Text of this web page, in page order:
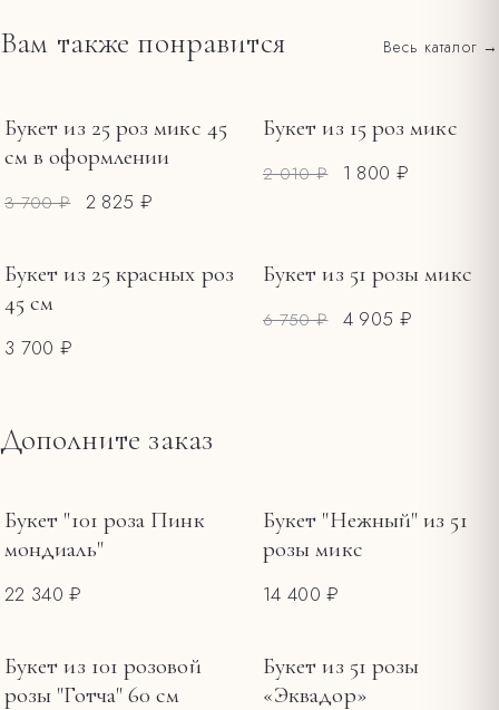
Все тарифы и зоны →
Держите букет вдали от прямого солнца, сквозняков и
Меняйте воду каждые 1–2 дня, обновляйте срез.
Вам также понравится Весь каталог →
РАСПРОДАЖА
Букет из 25 роз микс 45
см в оформлении
3 700 ₽ 2 825 ₽
РАСПРОДАЖА
Букет из 15 роз микс
2 010 ₽ 1 800 ₽
Букет из 25 красных роз
45 см
3 700 ₽
РАСПРОДАЖА
Букет из 51 розы микс
6 750 ₽ 4 905 ₽
Дополните заказ
Букет "101 роза Пинк
мондиаль"
22 340 ₽
Букет "Нежный" из 51
розы микс
14 400 ₽
Букет из 101 розовой
розы "Готча" 60 см
Букет из 51 розы
«Эквадор»